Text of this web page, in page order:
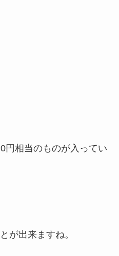
円相当のものが入ってい
が出来ますね。